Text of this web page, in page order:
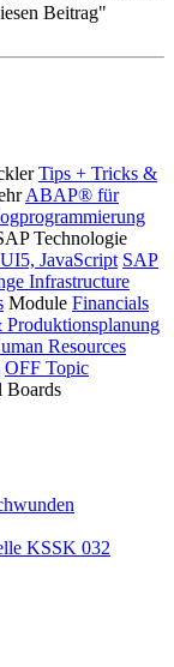
Beitrag"
Tips + Tricks &
ABAP® für
Technologie
JavaScript SAP
Infrastructure
Module Financials
Resources
OFF Topic
Boards
KSSK 032